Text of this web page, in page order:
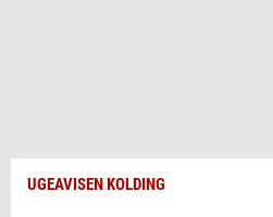
UGEAVISEN KOLDING